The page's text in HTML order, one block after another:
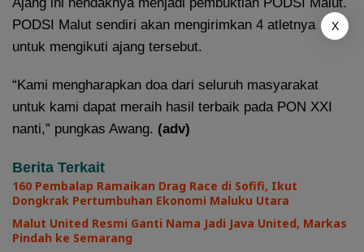
PODSI Malut sendiri akan mengirimkan 4 atletnya
untuk mengikuti ajang tersebut.
“Kami mengharapkan doa dari seluruh masyarakat
untuk kami dapat meraih hasil terbaik pada PON XXI
nanti,” pungkas Awang. (adv)
Berita Terkait
160 Pembalap Ramaikan Drag Race di Sofifi, Ikut
Dongkrak Pertumbuhan Ekonomi Maluku Utara
Malut United Resmi Ganti Nama Jadi Java United, Markas
Pindah ke Semarang
X